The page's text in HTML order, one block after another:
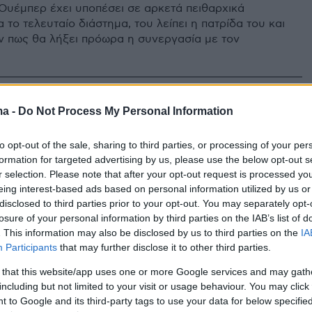
- Do Not Process My Personal Information
opt-out of the sale, sharing to third parties, or processing of your
for targeted advertising by us, please use the below opt-out
selection. Please note that after your opt-out request is processed
interest-based ads based on personal information utilized by us
to third parties prior to your opt-out. You may separately
of your personal information by third parties on the IAB’s list of
This information may also be disclosed by us to third parties on the
Participants that may further disclose it to other third parties.
that this website/app uses one or more Google services and may
but not limited to your visit or usage behaviour. You may
to Google and its third-party tags to use your data for below
έχει υποπέσει σε αρκετά πειθαρχικά
τελευταίο διάστημα, του λείπει η πατρίδα του και
πως θα λήξει πρόωρα η συνεργασία με τον
- Ζάλγκιρις: Ξέσπασε σε
ο Ουέμπερ!
λύγισε στο κέντρο του γηπέδου μετά από
Ολυμπιακού από τη Ζάλγκιρις
Μπριαντέ Ουέμπερ ο
του Ντέιβιντ Μπλατ στον Ολυμπιακό! Ο